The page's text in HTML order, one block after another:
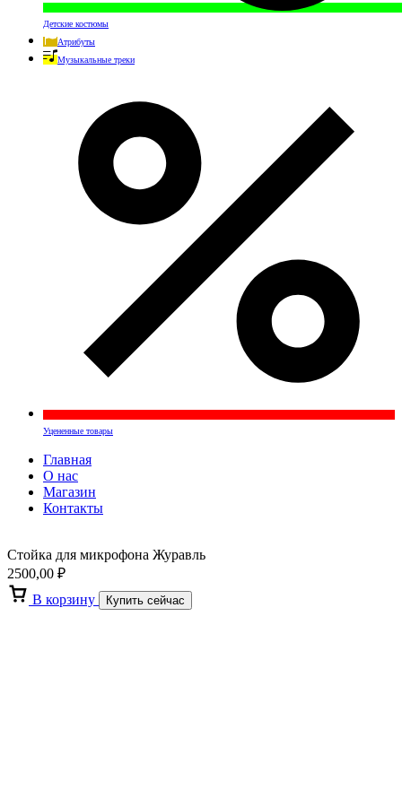
Детские костюмы
Атрибуты
Музыкальные треки
Уцененные товары
Главная
О нас
Магазин
Контакты
Стойка для микрофона Журавль
2500,00 ₽
В корзину
Купить сейчас